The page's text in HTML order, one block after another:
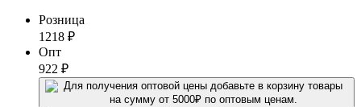
Розница
1218 ₽
Опт
922 ₽